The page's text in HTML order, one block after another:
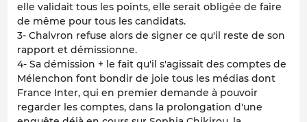
elle validait tous les points, elle serait obligée de faire
de même pour tous les candidats.
3- Chalvron refuse alors de signer ce qu'il reste de son
rapport et démissionne.
4- Sa démission + le fait qu'il s'agissait des comptes de
Mélenchon font bondir de joie tous les médias dont
France Inter, qui en premier demande à pouvoir
regarder les comptes, dans la prolongation d'une